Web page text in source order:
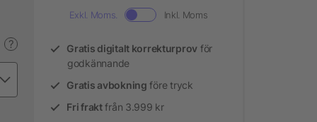
?
Exkl. Moms. Inkl. Moms
Gratis digitalt korrekturprov för
godkännande
Gratis avbokning före tryck
Fri fraktfrån 3.999 kr